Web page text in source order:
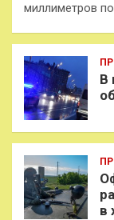
миллиметров
В
в